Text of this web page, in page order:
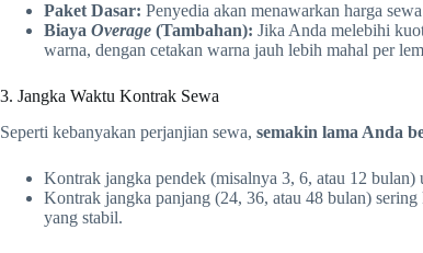
Paket Dasar: Penyedia akan menawarkan harga
Biaya Overage (Tambahan): Jika Anda melebihi
warna, dengan cetakan warna jauh lebih mahal per
3. Jangka Waktu Kontrak Sewa
Seperti kebanyakan perjanjian sewa, semakin lama Anda
Kontrak jangka pendek (misalnya 3, 6, atau 12
Kontrak jangka panjang (24, 36, atau 48 bulan)
yang stabil.